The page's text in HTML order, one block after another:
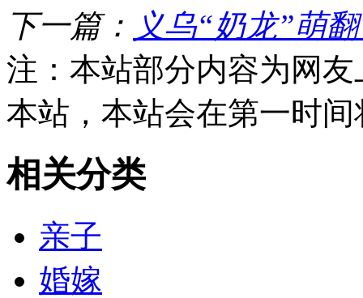
下一篇： 义乌“奶龙”萌
注：本站部分内容为网
本站，本站会在第一时
相关分类
亲子
婚嫁